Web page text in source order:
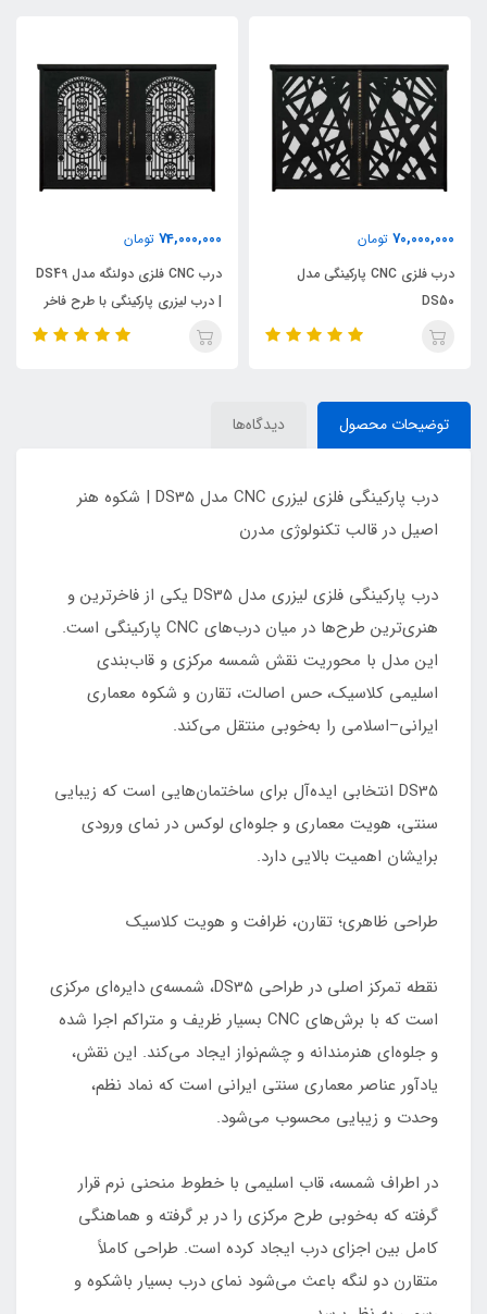
70,000,000 تومان
درب فلزی CNC پارکینگی مدل
DS50
74,000,000 تومان
درب CNC فلزی دولنگه مدل DS49
| درب لیزری پارکینگی با طرح فاخر
توضیحات محصول دیدگاه‌ها
درب پارکینگی فلزی لیزری CNC مدل DS35 | شکوه هنر
اصیل در قالب تکنولوژی مدرن
درب پارکینگی فلزی لیزری مدل DS35 یکی از فاخرترین و
هنری‌ترین طرح‌ها در میان درب‌های CNC پارکینگی است.
این مدل با محوریت نقش شمسه مرکزی و قاب‌بندی
اسلیمی کلاسیک، حس اصالت، تقارن و شکوه معماری
ایرانی–اسلامی را به‌خوبی منتقل می‌کند.
DS35 انتخابی ایده‌آل برای ساختمان‌هایی است که زیبایی
سنتی، هویت معماری و جلوه‌ای لوکس در نمای ورودی
برایشان اهمیت بالایی دارد.
طراحی ظاهری؛ تقارن، ظرافت و هویت کلاسیک
نقطه تمرکز اصلی در طراحی DS35، شمسه‌ی دایره‌ای مرکزی
است که با برش‌های CNC بسیار ظریف و متراکم اجرا شده
و جلوه‌ای هنرمندانه و چشم‌نواز ایجاد می‌کند. این نقش،
یادآور عناصر معماری سنتی ایرانی است که نماد نظم،
وحدت و زیبایی محسوب می‌شود.
در اطراف شمسه، قاب اسلیمی با خطوط منحنی نرم قرار
گرفته که به‌خوبی طرح مرکزی را در بر گرفته و هماهنگی
کامل بین اجزای درب ایجاد کرده است. طراحی کاملاً
متقارن دو لنگه باعث می‌شود نمای درب بسیار باشکوه و